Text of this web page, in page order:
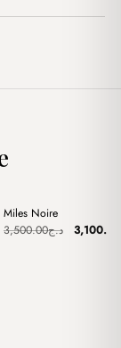
Sale
Miles Noire
د.ج3,500.00 Original
3,100.00